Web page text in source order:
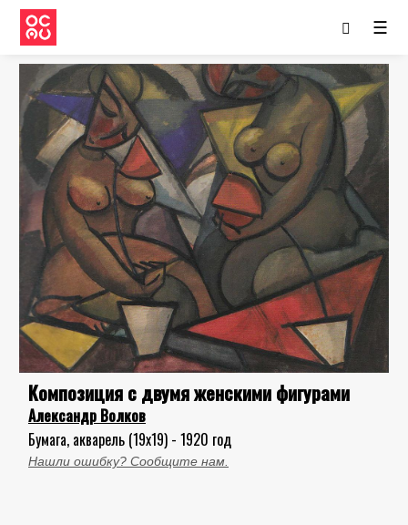
☰
Композиция с двумя женскими фигурами
Александр Волков
Бумага, акварель (19x19) - 1920 год
Нашли ошибку? Сообщите нам.